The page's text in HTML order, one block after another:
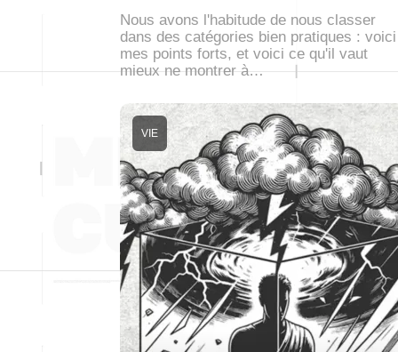
Nous avons l'habitude de nous classer
dans des catégories bien pratiques : voici
mes points forts, et voici ce qu'il vaut
mieux ne montrer à…
VIE